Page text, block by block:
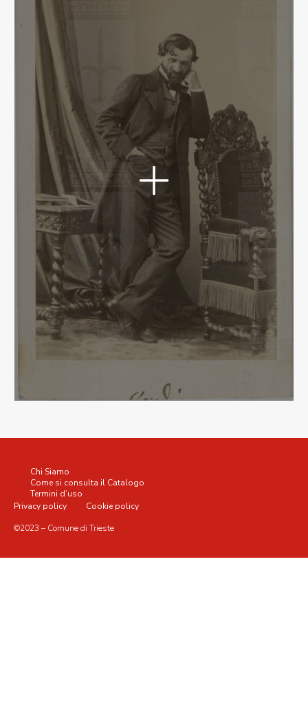
©2023 – Comune di Trieste
Chi Siamo
Come si consulta il Catalogo
Termini d’uso
Privacy policy
Cookie policy